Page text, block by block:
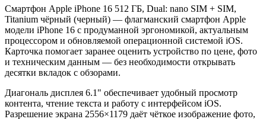
Смартфон Apple iPhone 16 512 ГБ, Dual: nano SIM + SIM,
Titanium чёрный (черный) — флагманский смартфон Apple
модели iPhone 16 с продуманной эргономикой, актуальным
процессором и обновляемой операционной системой iOS.
Карточка помогает заранее оценить устройство по цене, фото
и техническим данным — без необходимости открывать
десятки вкладок с обзорами.
Диагональ дисплея 6.1" обеспечивает удобный просмотр
контента, чтение текста и работу с интерфейсом iOS.
Разрешение экрана 2556×1179 даёт чёткое изображение фото,